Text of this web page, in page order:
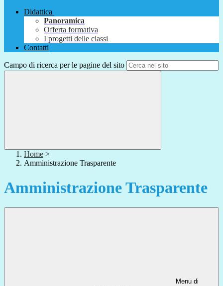
Didattica
Panoramica
Offerta formativa
I progetti delle classi
Contatti
Campo di ricerca per le pagine del sito
Home >
Amministrazione Trasparente
Amministrazione Trasparente
Menu di